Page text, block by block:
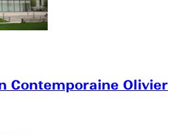
Contemporaine Olivier